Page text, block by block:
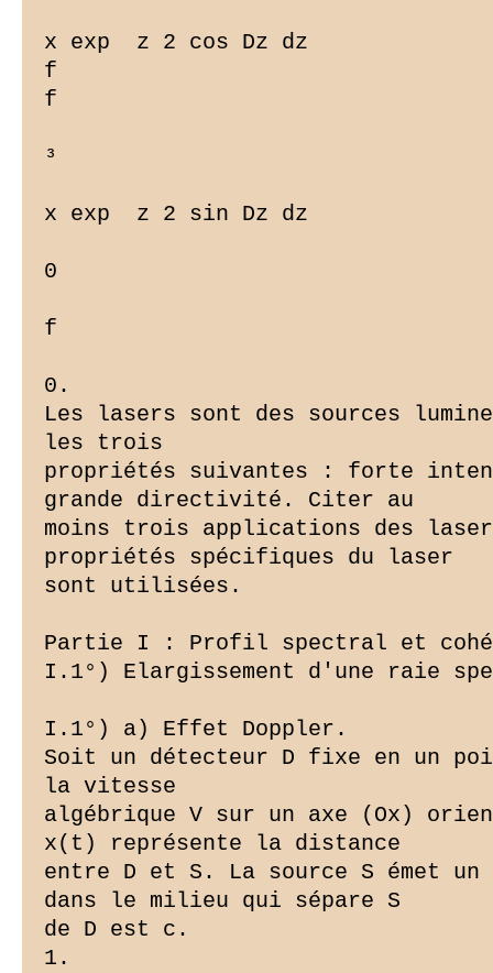
x exp  z 2 cos Dz dz
f
f
³
x exp  z 2 sin Dz dz
0
f
0.
Les lasers sont des sources
les trois
propriétés suivantes : forte
grande directivité. Citer au
moins trois applications des
propriétés spécifiques du laser
sont utilisées.
Partie I : Profil spectral et
I.1°) Elargissement d'une raie
I.1°) a) Effet Doppler.
Soit un détecteur D fixe en un
la vitesse
algébrique V sur un axe (Ox)
x(t) représente la distance
entre D et S. La source S émet
dans le milieu qui sépare S
de D est c.
1.